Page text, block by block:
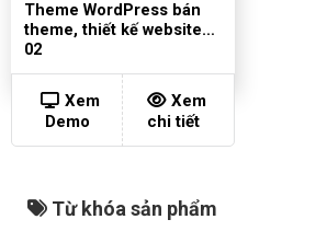
Theme WordPress bán
theme, thiết kế website
02
Xem
Demo
Xem
chi tiết
Từ khóa sản phẩm